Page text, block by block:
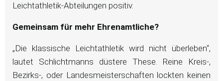
Leichtathletik-Abteilungen positiv.
Gemeinsam für mehr Ehrenamtliche?
„Die klassische Leichtathletik wird nicht überleben“,
lautet Schlichtmanns düstere These. Reine Kreis-,
Bezirks-, oder Landesmeisterschaften lockten keinen